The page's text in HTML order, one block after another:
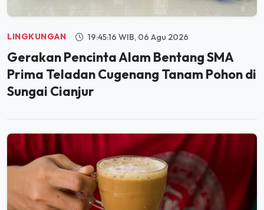
LINGKUNGAN 19:45:16 WIB, 06 Agu 2026
Gerakan Pencinta Alam Bentang SMA
Prima Teladan Cugenang Tanam Pohon di
Sungai Cianjur